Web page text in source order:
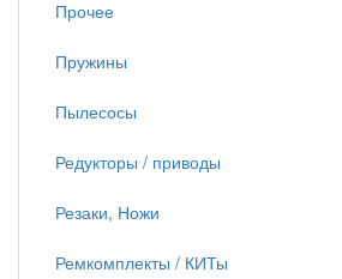
Прочее
Пружины
Пылесосы
Редукторы / приводы
Резаки, Ножи
Ремкомплекты / КИТы